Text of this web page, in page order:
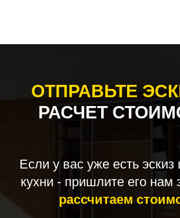
ОТПРАВЬТЕ
РАСЧЕТ
Если у вас уже есть
кухни - пришлите его нам
рассчитаем